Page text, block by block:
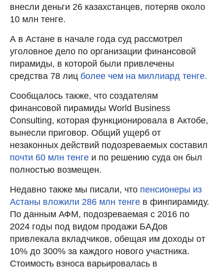
внесли деньги 26 казахстанцев, потеряв около
10 млн тенге.
А в Астане в начале года суд рассмотрел
уголовное дело по организации финансовой
пирамиды, в которой были привлечены
средства 78 лиц более чем на миллиард тенге.
Сообщалось также, что создателям
финансовой пирамиды World Business
Consulting, которая функционировала в Актобе,
вынесли приговор. Общий ущерб от
незаконных действий подозреваемых составил
почти 60 млн тенге и по решению суда он был
полностью возмещен.
Недавно также мы писали, что пенсионеры из
Астаны вложили 286 млн тенге в финпирамиду.
По данным АФМ, подозреваемая с 2016 по
2024 годы под видом продажи БАДов
привлекала вкладчиков, обещая им доходы от
10% до 300% за каждого нового участника.
Стоимость взноса варьировалась в